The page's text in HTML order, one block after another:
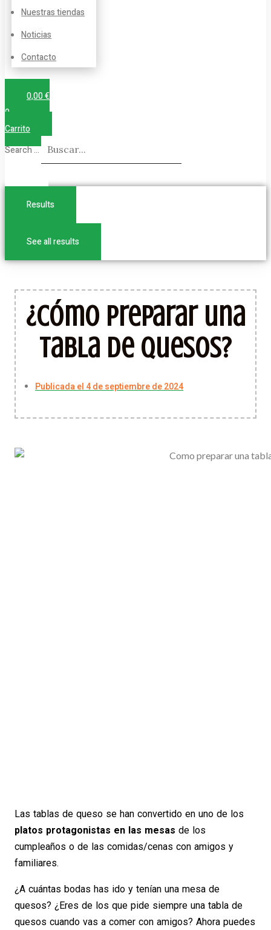
Nuestras tiendas
Noticias
Contacto
0,00€
0
Carrito
Search ...
Results
See all results
¿Cómo preparar una
tabla de quesos?
Publicada el 4 de septiembre de 2024
Las tablas de queso se han convertido en uno de los
platos protagonistas en las mesas de los
cumpleaños o de las comidas/cenas con amigos y
familiares.
¿A cuántas bodas has ido y tenían una mesa de
quesos? ¿Eres de los que pide siempre una tabla de
quesos cuando vas a comer con amigos? Ahora puedes